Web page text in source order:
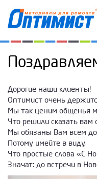
Дорогие наши клиенты!
Оптимист очень
Мы так ценим общенья
Что решили сказать вам
Мы обязаны Вам всем
Потому имейте в виду,
Что простые слова «С
Значат: до встречи в